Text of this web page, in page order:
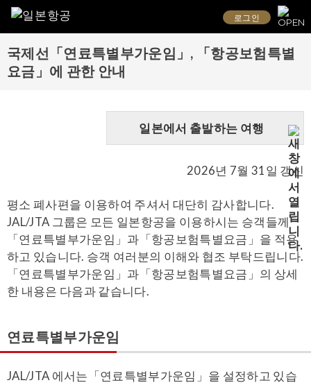
로그인
국제선「연료특별부가운임」, 「항공보험특별
요금」에 관한 안내
일본에서 출발하는 여행
2026년 7월 31일 갱신
평소 폐사편을 이용하여 주셔서 대단히 감사합니다.
JAL/JTA 그룹은 모든 일본항공을 이용하시는 승객들께
「연료특별부가운임」과「항공보험특별요금」을 적용
하고 있습니다. 승객 여러분의 이해와 협조 부탁드립니다.
「연료특별부가운임」과「항공보험특별요금」의 상세
한 내용은 다음과 같습니다.
연료특별부가운임
JAL/JTA 에서는「연료특별부가운임」을 설정하고 있습